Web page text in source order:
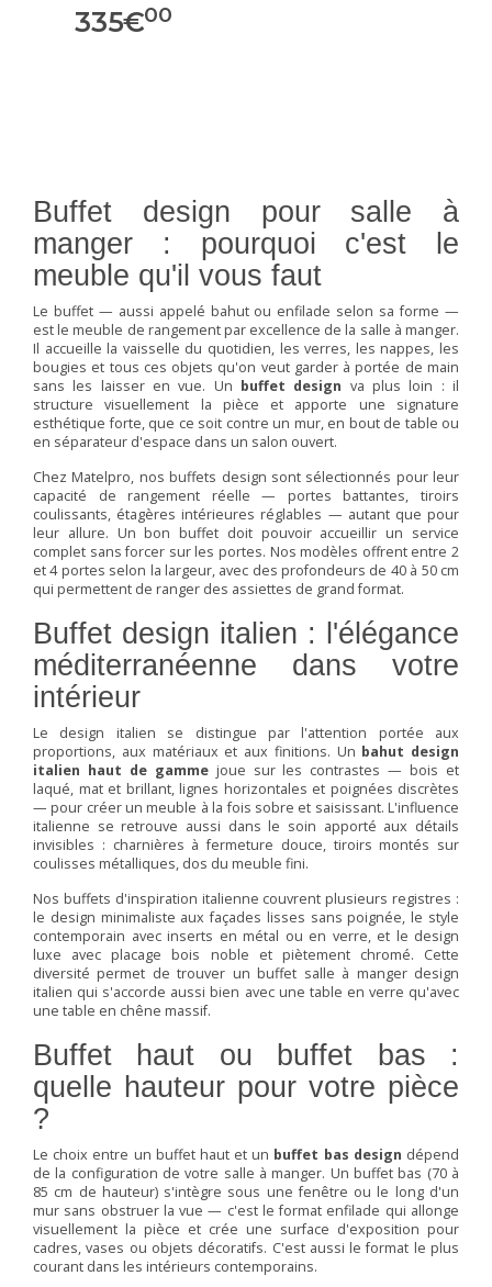
335€00
Buffet design pour salle à
manger : pourquoi c'est le
meuble qu'il vous faut
Le buffet — aussi appelé bahut ou enfilade selon sa forme —
est le meuble de rangement par excellence de la salle à manger.
Il accueille la vaisselle du quotidien, les verres, les nappes, les
bougies et tous ces objets qu'on veut garder à portée de main
sans les laisser en vue. Un buffet design va plus loin : il
structure visuellement la pièce et apporte une signature
esthétique forte, que ce soit contre un mur, en bout de table ou
en séparateur d'espace dans un salon ouvert.
Chez Matelpro, nos buffets design sont sélectionnés pour leur
capacité de rangement réelle — portes battantes, tiroirs
coulissants, étagères intérieures réglables — autant que pour
leur allure. Un bon buffet doit pouvoir accueillir un service
complet sans forcer sur les portes. Nos modèles offrent entre 2
et 4 portes selon la largeur, avec des profondeurs de 40 à 50 cm
qui permettent de ranger des assiettes de grand format.
Buffet design italien : l'élégance
méditerranéenne dans votre
intérieur
Le design italien se distingue par l'attention portée aux
proportions, aux matériaux et aux finitions. Un bahut design
italien haut de gammejoue sur les contrastes — bois et
laqué, mat et brillant, lignes horizontales et poignées discrètes
— pour créer un meuble à la fois sobre et saisissant. L'influence
italienne se retrouve aussi dans le soin apporté aux détails
invisibles : charnières à fermeture douce, tiroirs montés sur
coulisses métalliques, dos du meuble fini.
Nos buffets d'inspiration italienne couvrent plusieurs registres :
le design minimaliste aux façades lisses sans poignée, le style
contemporain avec inserts en métal ou en verre, et le design
luxe avec placage bois noble et piètement chromé. Cette
diversité permet de trouver un buffet salle à manger design
italien qui s'accorde aussi bien avec une table en verre qu'avec
une table en chêne massif.
Buffet haut ou buffet bas :
quelle hauteur pour votre pièce
?
Le choix entre un buffet haut et un buffet bas design dépend
de la configuration de votre salle à manger. Un buffet bas (70 à
85 cm de hauteur) s'intègre sous une fenêtre ou le long d'un
mur sans obstruer la vue — c'est le format enfilade qui allonge
visuellement la pièce et crée une surface d'exposition pour
cadres, vases ou objets décoratifs. C'est aussi le format le plus
courant dans les intérieurs contemporains.